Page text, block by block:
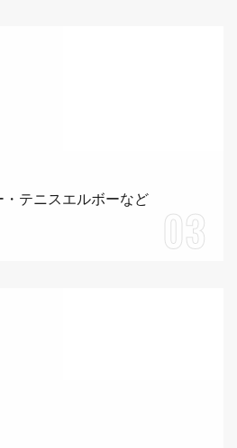
テニスエルボーなど
03